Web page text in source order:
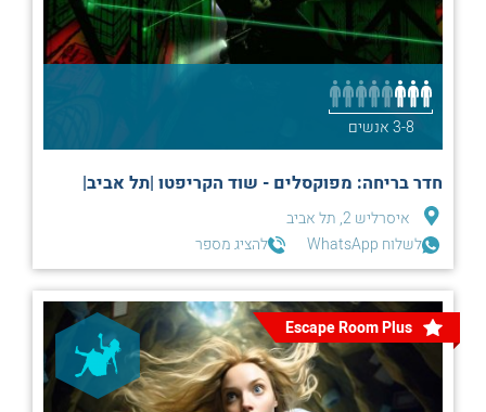
3-8 אנשים
חדר בריחה: מפוקסלים - שוד הקריפטו |תל אביב|
איסרליש 2, תל אביב
לשלוח WhatsApp
להציג מספר
Escape Room Plus